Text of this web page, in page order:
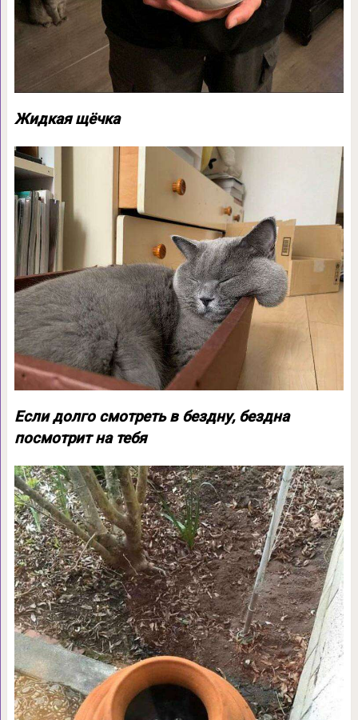
Жидкая щёчка
Если долго смотреть в бездну, бездна
посмотрит на тебя